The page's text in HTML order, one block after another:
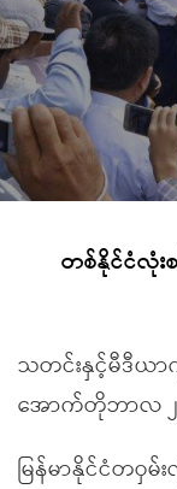
တစ်နိုင်ငံလုံးစ
သတင်းနှင့်မီဒီယ
အောက်တိုဘာလ ၂၂
မြန်မာနိုင်ငံတဝှမ်